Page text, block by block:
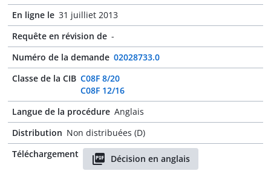
En ligne le 31 juilliet 2013
Requête en révision de -
Numéro de la demande 02028733.0
Classe de la CIB C08F 8/20
C08F 12/16
Langue de la procédure Anglais
Distribution Non distribuées (D)
Téléchargement
Décision en anglais